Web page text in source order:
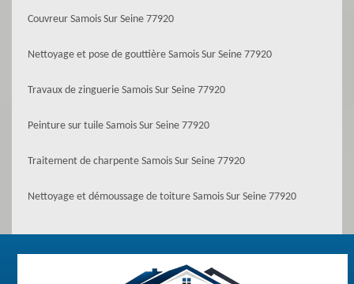
Couvreur Samois Sur Seine 77920
Nettoyage et pose de gouttière Samois Sur Seine 77920
Travaux de zinguerie Samois Sur Seine 77920
Peinture sur tuile Samois Sur Seine 77920
Traitement de charpente Samois Sur Seine 77920
Nettoyage et démoussage de toiture Samois Sur Seine 77920